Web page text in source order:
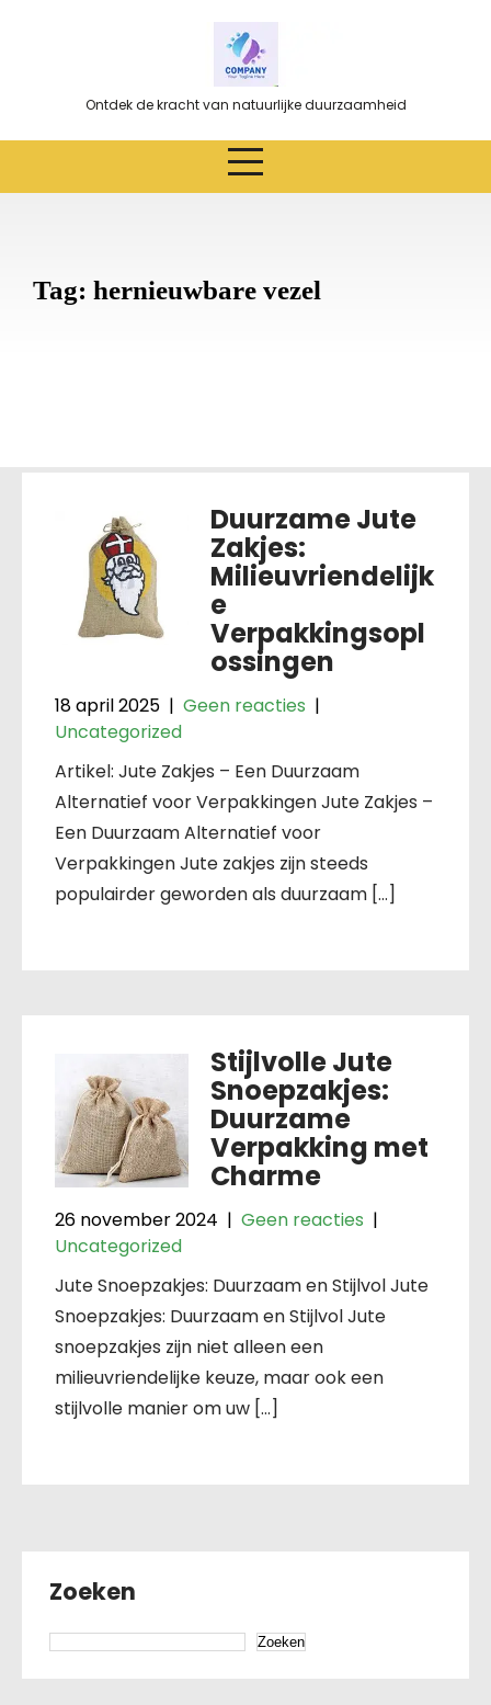
Ontdek de kracht van natuurlijke duurzaamheid
Tag: hernieuwbare vezel
Duurzame Jute
Zakjes:
Milieuvriendelijk
e
Verpakkingsopl
ossingen
18 april 2025 | Geen reacties |
Uncategorized
Artikel: Jute Zakjes – Een Duurzaam
Alternatief voor Verpakkingen Jute Zakjes –
Een Duurzaam Alternatief voor
Verpakkingen Jute zakjes zijn steeds
populairder geworden als duurzaam […]
Stijlvolle Jute
Snoepzakjes:
Duurzame
Verpakking met
Charme
26 november 2024 | Geen reacties |
Uncategorized
Jute Snoepzakjes: Duurzaam en Stijlvol Jute
Snoepzakjes: Duurzaam en Stijlvol Jute
snoepzakjes zijn niet alleen een
milieuvriendelijke keuze, maar ook een
stijlvolle manier om uw […]
Zoeken
Zoeken